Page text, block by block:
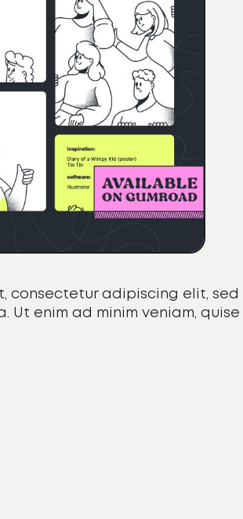
consectetur adipiscing elit,
Ut enim ad minim veniam, quise